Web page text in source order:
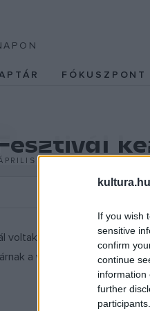
If you wish
sensitive
confirm
continue
information
further
FÓKUSZPONT
17.
voltaképpen az április 22-i
a városligeti